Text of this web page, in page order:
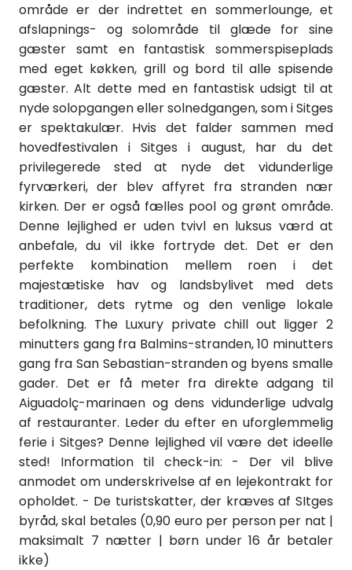
område er der indrettet en sommerlounge, et
afslapnings- og solområde til glæde for sine
gæster samt en fantastisk sommerspiseplads
med eget køkken, grill og bord til alle spisende
gæster. Alt dette med en fantastisk udsigt til at
nyde solopgangen eller solnedgangen, som i Sitges
er spektakulær. Hvis det falder sammen med
hovedfestivalen i Sitges i august, har du det
privilegerede sted at nyde det vidunderlige
fyrværkeri, der blev affyret fra stranden nær
kirken. Der er også fælles pool og grønt område.
Denne lejlighed er uden tvivl en luksus værd at
anbefale, du vil ikke fortryde det. Det er den
perfekte kombination mellem roen i det
majestætiske hav og landsbylivet med dets
traditioner, dets rytme og den venlige lokale
befolkning. The Luxury private chill out ligger 2
minutters gang fra Balmins-stranden, 10 minutters
gang fra San Sebastian-stranden og byens smalle
gader. Det er få meter fra direkte adgang til
Aiguadolç-marinaen og dens vidunderlige udvalg
af restauranter. Leder du efter en uforglemmelig
ferie i Sitges? Denne lejlighed vil være det ideelle
sted! Information til check-in: - Der vil blive
anmodet om underskrivelse af en lejekontrakt for
opholdet. - De turistskatter, der kræves af SItges
byråd, skal betales (0,90 euro per person per nat |
maksimalt 7 nætter | børn under 16 år betaler
ikke)